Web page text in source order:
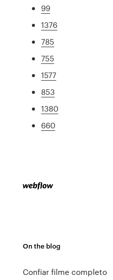
99
1376
785
755
1577
853
1380
660
On the blog
Confiar filme completo